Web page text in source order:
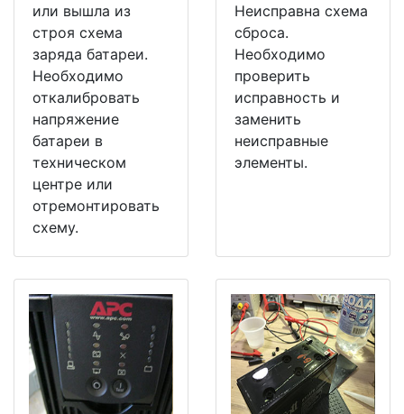
или вышла из
строя схема
заряда батареи.
Необходимо
откалибровать
напряжение
батареи в
техническом
центре или
отремонтировать
схему.
Неисправна схема
сброса.
Необходимо
проверить
исправность и
заменить
неисправные
элементы.